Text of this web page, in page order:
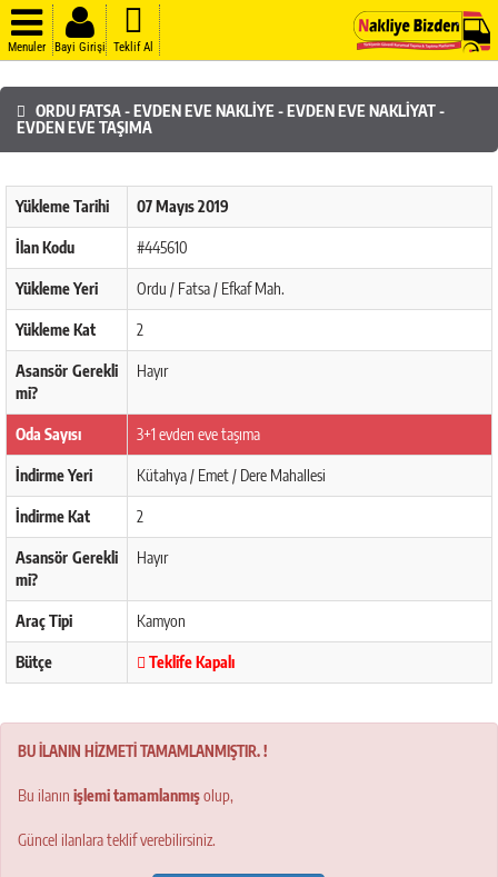
Menuler Bayi Girişi Teklif Al
ORDU FATSA - EVDEN EVE NAKLIYE - EVDEN EVE NAKLIYAT -
EVDEN EVE TAŞIMA
Yükleme Tarihi 07 Mayıs 2019
İlan Kodu #445610
Yükleme Yeri Ordu / Fatsa / Efkaf Mah.
Yükleme Kat 2
Asansör Gerekli
mi?
Hayır
Oda Sayısı 3+1 evden eve taşıma
İndirme Yeri Kütahya / Emet / Dere Mahallesi
İndirme Kat 2
Asansör Gerekli
mi?
Hayır
Araç Tipi Kamyon
Bütçe Teklife Kapalı
BU İLANIN HİZMETİ TAMAMLANMIŞTIR. !
Bu ilanın işlemi tamamlanmışolup,
Güncel ilanlara teklif verebilirsiniz.